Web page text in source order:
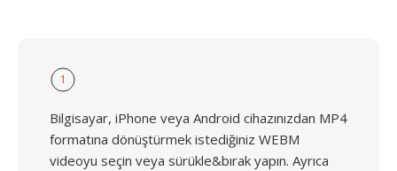
1
Bilgisayar, iPhone veya Android cihazınızdan MP4
formatına dönüştürmek istediğiniz WEBM
videoyu seçin veya sürükle&bırak yapın. Ayrıca